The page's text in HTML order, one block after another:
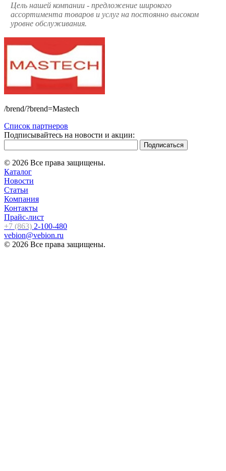
Цель нашей компании - предложение широкого
ассортимента товаров и услуг на постоянно высоком
уровне обслуживания.
/brend/?brend=Mastech
Список партнеров
Подписывайтесь на новости и акции:
© 2026 Все права защищены.
Каталог
Новости
Статьи
Компания
Контакты
Прайс-лист
+7 (863) 2-100-480
vebion@vebion.ru
© 2026 Все права защищены.